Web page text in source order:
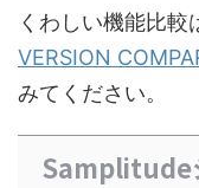
くわしい機能比較
VERSION
みてください。
Samplitude